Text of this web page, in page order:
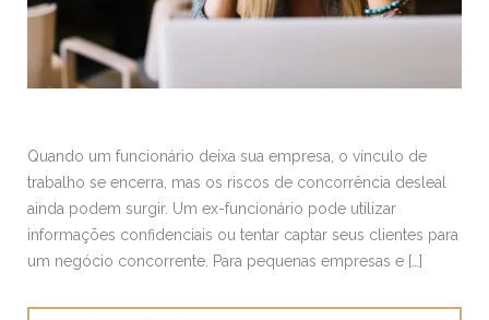
Quando um funcionário deixa sua empresa, o vínculo de
trabalho se encerra, mas os riscos de concorrência desleal
ainda podem surgir. Um ex-funcionário pode utilizar
informações confidenciais ou tentar captar seus clientes para
um negócio concorrente. Para pequenas empresas e […]